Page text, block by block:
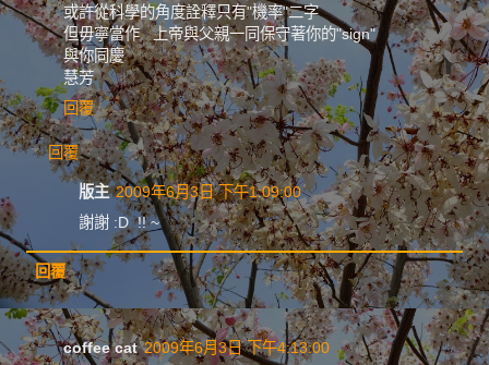
或許從科學的角度詮釋只有"機率"二字
但毋寧當作 上帝與父親一同保守著你的"sign"
與你同慶
慧芳
回覆
回覆
版主 2009年6月3日 下午1:09:00
謝謝 :D !! ~
回覆
coffee cat 2009年6月3日 下午4:13:00